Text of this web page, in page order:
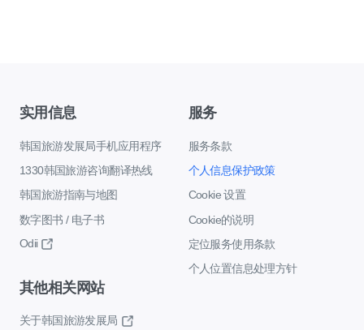
实用信息
韩国旅游发展局手机应用程序
1330韩国旅游咨询翻译热线
韩国旅游指南与地图
数字图书 / 电子书
Odii
服务
服务条款
个人信息保护政策
Cookie 设置
Cookie的说明
定位服务使用条款
个人位置信息处理方针
其他相关网站
关于韩国旅游发展局